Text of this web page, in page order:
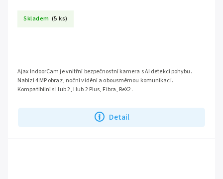
Skladem (5 ks)
Detail
Ajax IndoorCam je vnitřní bezpečnostní kamera s AI detekcí pohybu.
Nabízí 4 MP obraz, noční vidění a obousměrnou komunikaci.
Kompatibilní s Hub 2, Hub 2 Plus, Fibra, ReX2.